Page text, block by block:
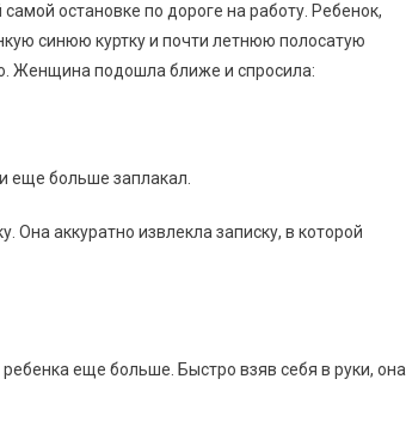
остановке по дороге на работу. Ребенок,
синюю куртку и почти летнюю полосатую
Женщина подошла ближе и спросила:
еще больше заплакал.
аккуратно извлекла записку, в которой
еще больше. Быстро взяв себя в руки, она